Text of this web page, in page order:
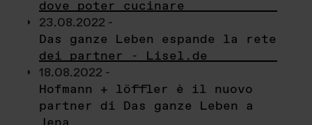
dove poter cucinare
23.08.2022 -
Das ganze Leben espande la rete
dei partner - Lisel.de
18.08.2022 -
Hofmann + löffler è il nuovo
partner di Das ganze Leben a